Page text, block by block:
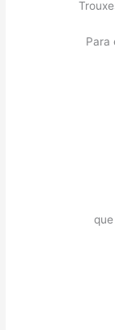
Para